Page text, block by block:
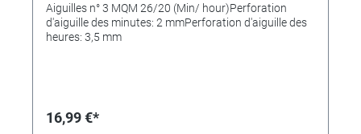
Aiguilles n° 3 MQM 26/20 (Min/ hour)Perforation
d'aiguille des minutes: 2 mmPerforation d'aiguille des
heures: 3,5 mm
16,99 €*